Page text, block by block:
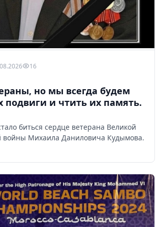
16
но мы всегда будем
подвиги и чтить их память.
биться сердце ветерана Великой
войны Михаила Даниловича Кудымова.